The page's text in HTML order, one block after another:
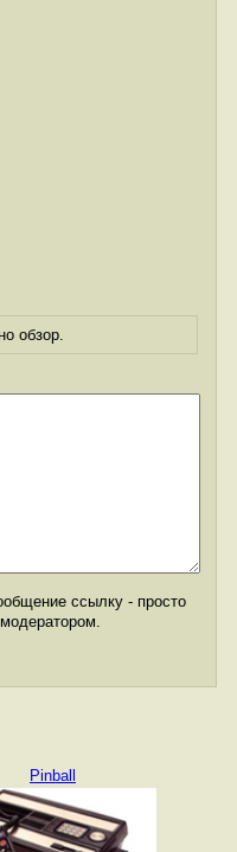
обзор.
ссылку - просто
Pinball